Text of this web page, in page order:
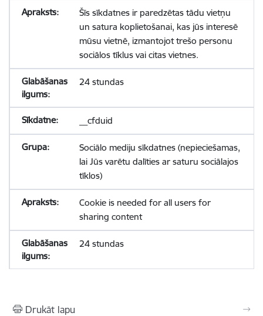
Šīs sīkdatnes ir paredzētas tādu vietņu
un satura koplietošanai, kas jūs interesē
mūsu vietnē, izmantojot trešo personu
sociālos tīklus vai citas vietnes.
24 stundas
__cfduid
Sociālo mediju sīkdatnes (nepieciešamas,
lai Jūs varētu dalīties ar saturu sociālajos
tīklos)
Cookie is needed for all users for
sharing content
24 stundas
Drukāt lapu